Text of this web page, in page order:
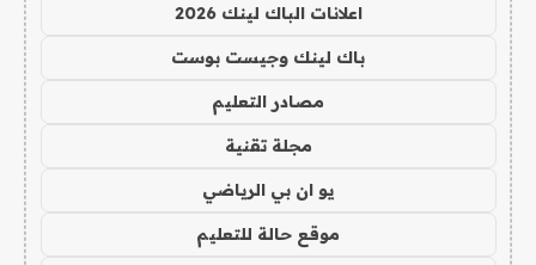
اعلانات الباك لينك 2026
باك لينك وجيست بوست
مصادر التعليم
مجلة تقنية
يو ان بي الرياضي
موقع حالة للتعليم